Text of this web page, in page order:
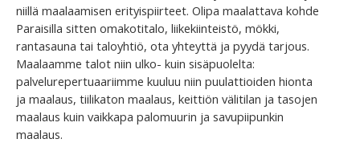
niillä maalaamisen erityispiirteet. Olipa maalattava kohde
Paraisilla sitten omakotitalo, liikekiinteistö, mökki,
rantasauna tai taloyhtiö, ota yhteyttä ja pyydä tarjous.
Maalaamme talot niin ulko- kuin sisäpuolelta:
palvelurepertuaariimme kuuluu niin puulattioiden hionta
ja maalaus, tiilikaton maalaus, keittiön välitilan ja tasojen
maalaus kuin vaikkapa palomuurin ja savupiipunkin
maalaus.